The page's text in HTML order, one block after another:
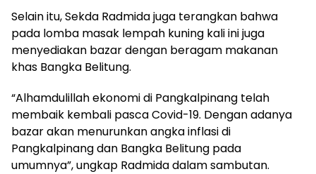
Selain itu, Sekda Radmida juga terangkan bahwa
pada lomba masak lempah kuning kali ini juga
menyediakan bazar dengan beragam makanan
khas Bangka Belitung.
“Alhamdulillah ekonomi di Pangkalpinang telah
membaik kembali pasca Covid-19. Dengan adanya
bazar akan menurunkan angka inflasi di
Pangkalpinang dan Bangka Belitung pada
umumnya”, ungkap Radmida dalam sambutan.